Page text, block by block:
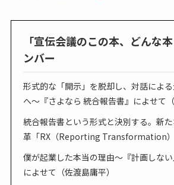
「宣伝会議のこの本、どんな
ンバー
形式的な「開示」を脱却し、対話によ
へ〜『さよなら 統合報告書』によせて（
統合報告書という形式と決別する。新
革「RX（Reporting Transformation
僕が起業した本当の理由～『計画しない
によせて（佐渡島庸平）